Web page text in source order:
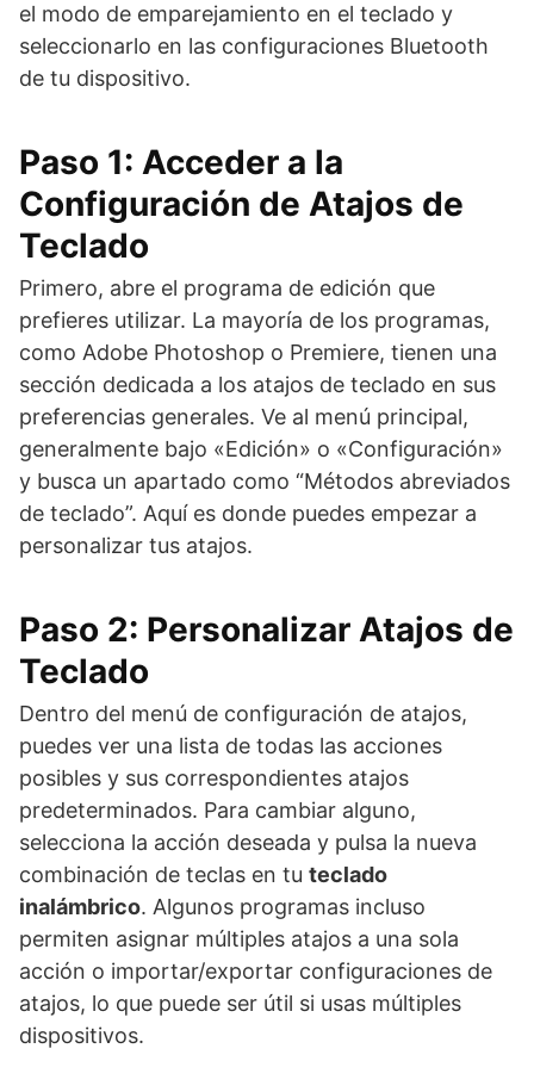
el modo de emparejamiento en el teclado y
seleccionarlo en las configuraciones Bluetooth
de tu dispositivo.
Paso 1: Acceder a la
Configuración de Atajos de
Teclado
Primero, abre el programa de edición que
prefieres utilizar. La mayoría de los programas,
como Adobe Photoshop o Premiere, tienen una
sección dedicada a los atajos de teclado en sus
preferencias generales. Ve al menú principal,
generalmente bajo «Edición» o «Configuración»
y busca un apartado como “Métodos abreviados
de teclado”. Aquí es donde puedes empezar a
personalizar tus atajos.
Paso 2: Personalizar Atajos de
Teclado
Dentro del menú de configuración de atajos,
puedes ver una lista de todas las acciones
posibles y sus correspondientes atajos
predeterminados. Para cambiar alguno,
selecciona la acción deseada y pulsa la nueva
combinación de teclas en tu teclado
inalámbrico. Algunos programas incluso
permiten asignar múltiples atajos a una sola
acción o importar/exportar configuraciones de
atajos, lo que puede ser útil si usas múltiples
dispositivos.